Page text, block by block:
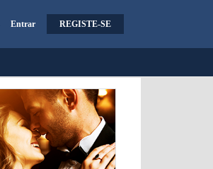
Entrar REGISTE-SE